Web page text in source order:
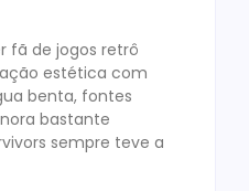
fã de jogos retrô
estética com
benta, fontes
bastante
sempre teve a